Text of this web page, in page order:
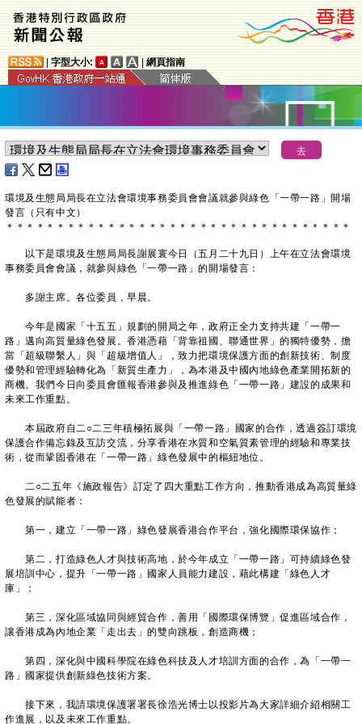
字型大小: 網頁指南
環境及生態局局長在立法會環境事務委員會會議就參與綠色「一帶一路」開場
發言（只有中文）
＊ ＊ ＊ ＊ ＊ ＊ ＊ ＊ ＊ ＊ ＊ ＊ ＊ ＊ ＊ ＊ ＊ ＊ ＊ ＊ ＊ ＊ ＊ ＊ ＊ ＊ ＊ ＊ ＊ ＊ ＊ ＊ ＊ ＊
以下是環境及生態局局長謝展寰今日（五月二十九日）上午在立法會環境
事務委員會會議，就參與綠色「一帶一路」的開場發言：
多謝主席。各位委員，早晨。
今年是國家「十五五」規劃的開局之年，政府正全力支持共建「一帶一
路」邁向高質量綠色發展。香港憑藉「背靠祖國、聯通世界」的獨特優勢，擔
當「超級聯繫人」與「超級增值人」，致力把環境保護方面的創新技術、制度
優勢和管理經驗轉化為「新質生產力」，為本港及中國內地綠色產業開拓新的
商機。我們今日向委員會匯報香港參與及推進綠色「一帶一路」建設的成果和
未來工作重點。
本屆政府自二○二三年積極拓展與「一帶一路」國家的合作，透過簽訂環境
保護合作備忘錄及互訪交流，分享香港在水質和空氣質素管理的經驗和專業技
術，從而鞏固香港在「一帶一路」綠色發展中的樞紐地位。
二○二五年《施政報告》訂定了四大重點工作方向，推動香港成為高質量綠
色發展的賦能者：
第一，建立「一帶一路」綠色發展香港合作平台，強化國際環保協作；
第二，打造綠色人才與技術高地，於今年成立「一帶一路」可持續綠色發
展培訓中心，提升「一帶一路」國家人員能力建設，藉此構建「綠色人才
庫」；
第三，深化區域協同與經貿合作，善用「國際環保博覽」促進區域合作，
讓香港成為內地企業「走出去」的雙向跳板，創造商機；
第四，深化與中國科學院在綠色科技及人才培訓方面的合作，為「一帶一
路」國家提供創新綠色技術方案。
接下來，我請環境保護署署長徐浩光博士以投影片為大家詳細介紹相關工
作進展，以及未來工作重點。